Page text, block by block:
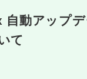
動アップデ
て